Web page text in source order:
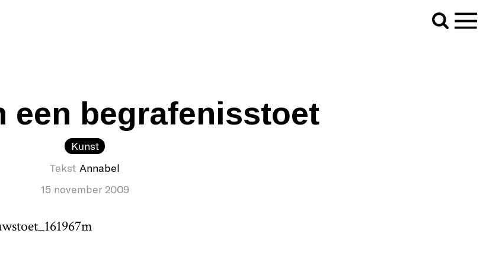
een begrafenisstoet
Kunst
Tekst Annabel
15 november 2009